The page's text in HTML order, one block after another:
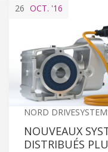
26 OCT. '16
NORD
NOUVEAUX
DISTRIBUÉS